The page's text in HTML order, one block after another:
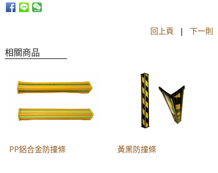
回上頁 | 下一則
相關商品
PP鋁合金防撞條 黃黑防撞條